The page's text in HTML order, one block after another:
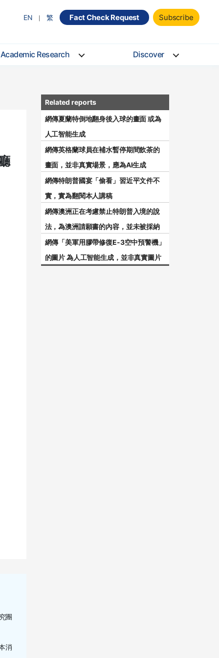
EN 繁 Fact Check Request Subscribe
Academic Research Discover
團
消
網傳夏蘭特倒地翻身後入球的畫面 或為
人工智能生成
網傳英格蘭球員在補水暫停期間飲茶的
畫面，並非真實場景，應為AI生成
網傳特朗普國宴「偷看」習近平文件不
實，實為翻閱本人講稿
網傳澳洲正在考慮禁止特朗普入境的說
法，為澳洲請願書的內容，並未被採納
網傳「美軍用膠帶修復E-3空中預警機」
的圖片 為人工智能生成，並非真實圖片